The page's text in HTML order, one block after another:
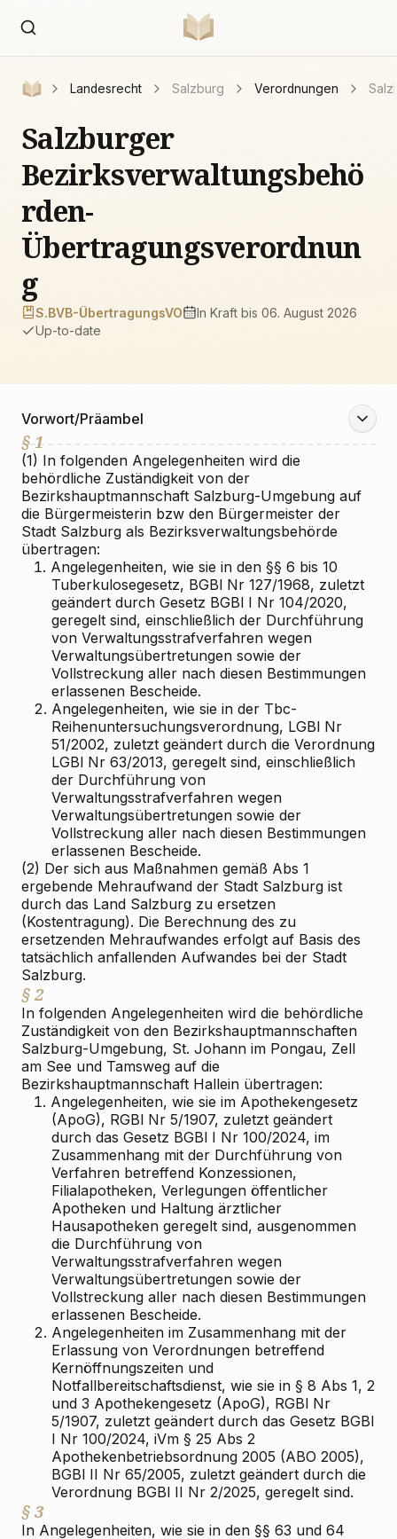
Landesrecht Salzburg Verordnungen
Salzburger
Bezirksverwaltungsbehö
rden-
Übertragungsverordnun
g
S.BVB-ÜbertragungsVO In Kraft bis 06. August 2026
Up-to-date
Vorwort/Präambel
§ 1
(1) In folgenden Angelegenheiten wird die
behördliche Zuständigkeit von der
Bezirkshauptmannschaft Salzburg-Umgebung auf
die Bürgermeisterin bzw den Bürgermeister der
Stadt Salzburg als Bezirksverwaltungsbehörde
übertragen:
1. Angelegenheiten, wie sie in den §§ 6 bis 10
Tuberkulosegesetz, BGBl Nr 127/1968, zuletzt
geändert durch Gesetz BGBl I Nr 104/2020,
geregelt sind, einschließlich der Durchführung
von Verwaltungsstrafverfahren wegen
Verwaltungsübertretungen sowie der
Vollstreckung aller nach diesen Bestimmungen
erlassenen Bescheide.
2. Angelegenheiten, wie sie in der Tbc-
Reihenuntersuchungsverordnung, LGBl Nr
51/2002, zuletzt geändert durch die Verordnung
LGBl Nr 63/2013, geregelt sind, einschließlich
der Durchführung von
Verwaltungsstrafverfahren wegen
Verwaltungsübertretungen sowie der
Vollstreckung aller nach diesen Bestimmungen
erlassenen Bescheide.
(2) Der sich aus Maßnahmen gemäß Abs 1
ergebende Mehraufwand der Stadt Salzburg ist
durch das Land Salzburg zu ersetzen
(Kostentragung). Die Berechnung des zu
ersetzenden Mehraufwandes erfolgt auf Basis des
tatsächlich anfallenden Aufwandes bei der Stadt
Salzburg.
§ 2
In folgenden Angelegenheiten wird die behördliche
Zuständigkeit von den Bezirkshauptmannschaften
Salzburg-Umgebung, St. Johann im Pongau, Zell
am See und Tamsweg auf die
Bezirkshauptmannschaft Hallein übertragen:
1. Angelegenheiten, wie sie im Apothekengesetz
(ApoG), RGBl Nr 5/1907, zuletzt geändert
durch das Gesetz BGBl I Nr 100/2024, im
Zusammenhang mit der Durchführung von
Verfahren betreffend Konzessionen,
Filialapotheken, Verlegungen öffentlicher
Apotheken und Haltung ärztlicher
Hausapotheken geregelt sind, ausgenommen
die Durchführung von
Verwaltungsstrafverfahren wegen
Verwaltungsübertretungen sowie der
Vollstreckung aller nach diesen Bestimmungen
erlassenen Bescheide.
2. Angelegenheiten im Zusammenhang mit der
Erlassung von Verordnungen betreffend
Kernöffnungszeiten und
Notfallbereitschaftsdienst, wie sie in § 8 Abs 1, 2
und 3 Apothekengesetz (ApoG), RGBl Nr
5/1907, zuletzt geändert durch das Gesetz BGBl
I Nr 100/2024, iVm § 25 Abs 2
Apothekenbetriebsordnung 2005 (ABO 2005),
BGBl II Nr 65/2005, zuletzt geändert durch die
Verordnung BGBl II Nr 2/2025, geregelt sind.
§ 3
In Angelegenheiten, wie sie in den §§ 63 und 64